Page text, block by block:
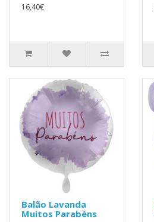
16,40€
Balão Lavanda
Muitos Parabéns